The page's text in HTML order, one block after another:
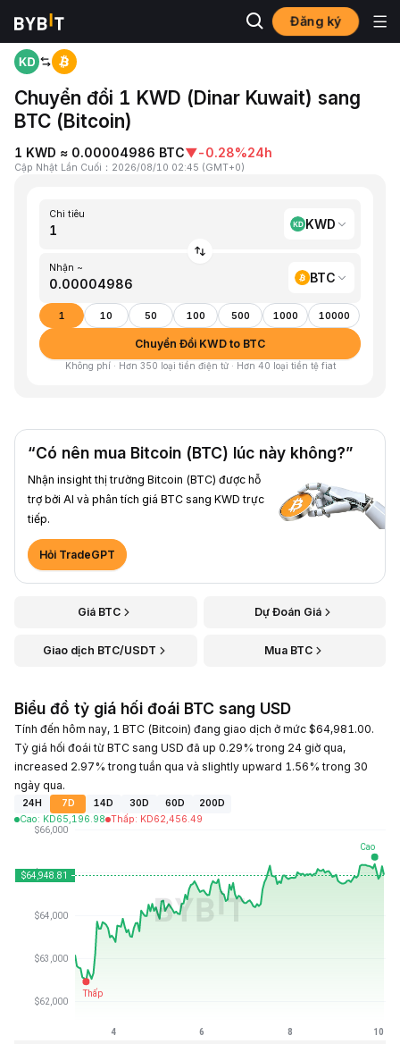
Đăng ký
Trang chủ
Chuyển đổi 1 KWD (Dinar Kuwait) sang
BTC (Bitcoin)
1 KWD ≈ 0.00004986 BTC▼-0.28%24h
Cập Nhật Lần Cuối ： 2026/08/10 02:45 (GMT+0)
Chi tiêu
KWD
Nhận ~
BTC
1 10 50 100 500 1000 10000
Chuyển Đổi KWD to BTC
Không phí · Hơn 350 loại tiền điện tử · Hơn 40 loại tiền tệ fiat
“Có nên mua Bitcoin (BTC) lúc này không?”
Nhận insight thị trường Bitcoin (BTC) được hỗ
trợ bởi AI và phân tích giá BTC sang KWD trực
tiếp.
Hỏi TradeGPT
Giá BTC Dự Đoán Giá
Giao dịch BTC/USDT Mua BTC
Biểu đồ tỷ giá hối đoái BTC sang USD
Tính đến hôm nay, 1 BTC (Bitcoin) đang giao dịch ở mức $64,981.00.
Tỷ giá hối đoái từ BTC sang USD đã up 0.29% trong 24 giờ qua,
increased 2.97% trong tuần qua và slightly upward 1.56% trong 30
ngày qua.
24H 7D 14D 30D 60D
200D
Cao: KD65,196.98 Thấp: KD62,456.49
Cập Nhật Lần Cuối: 2026-08-10, 02:45 GMT+0